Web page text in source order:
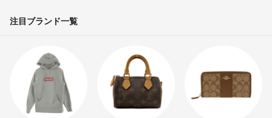
注目ブランド一覧